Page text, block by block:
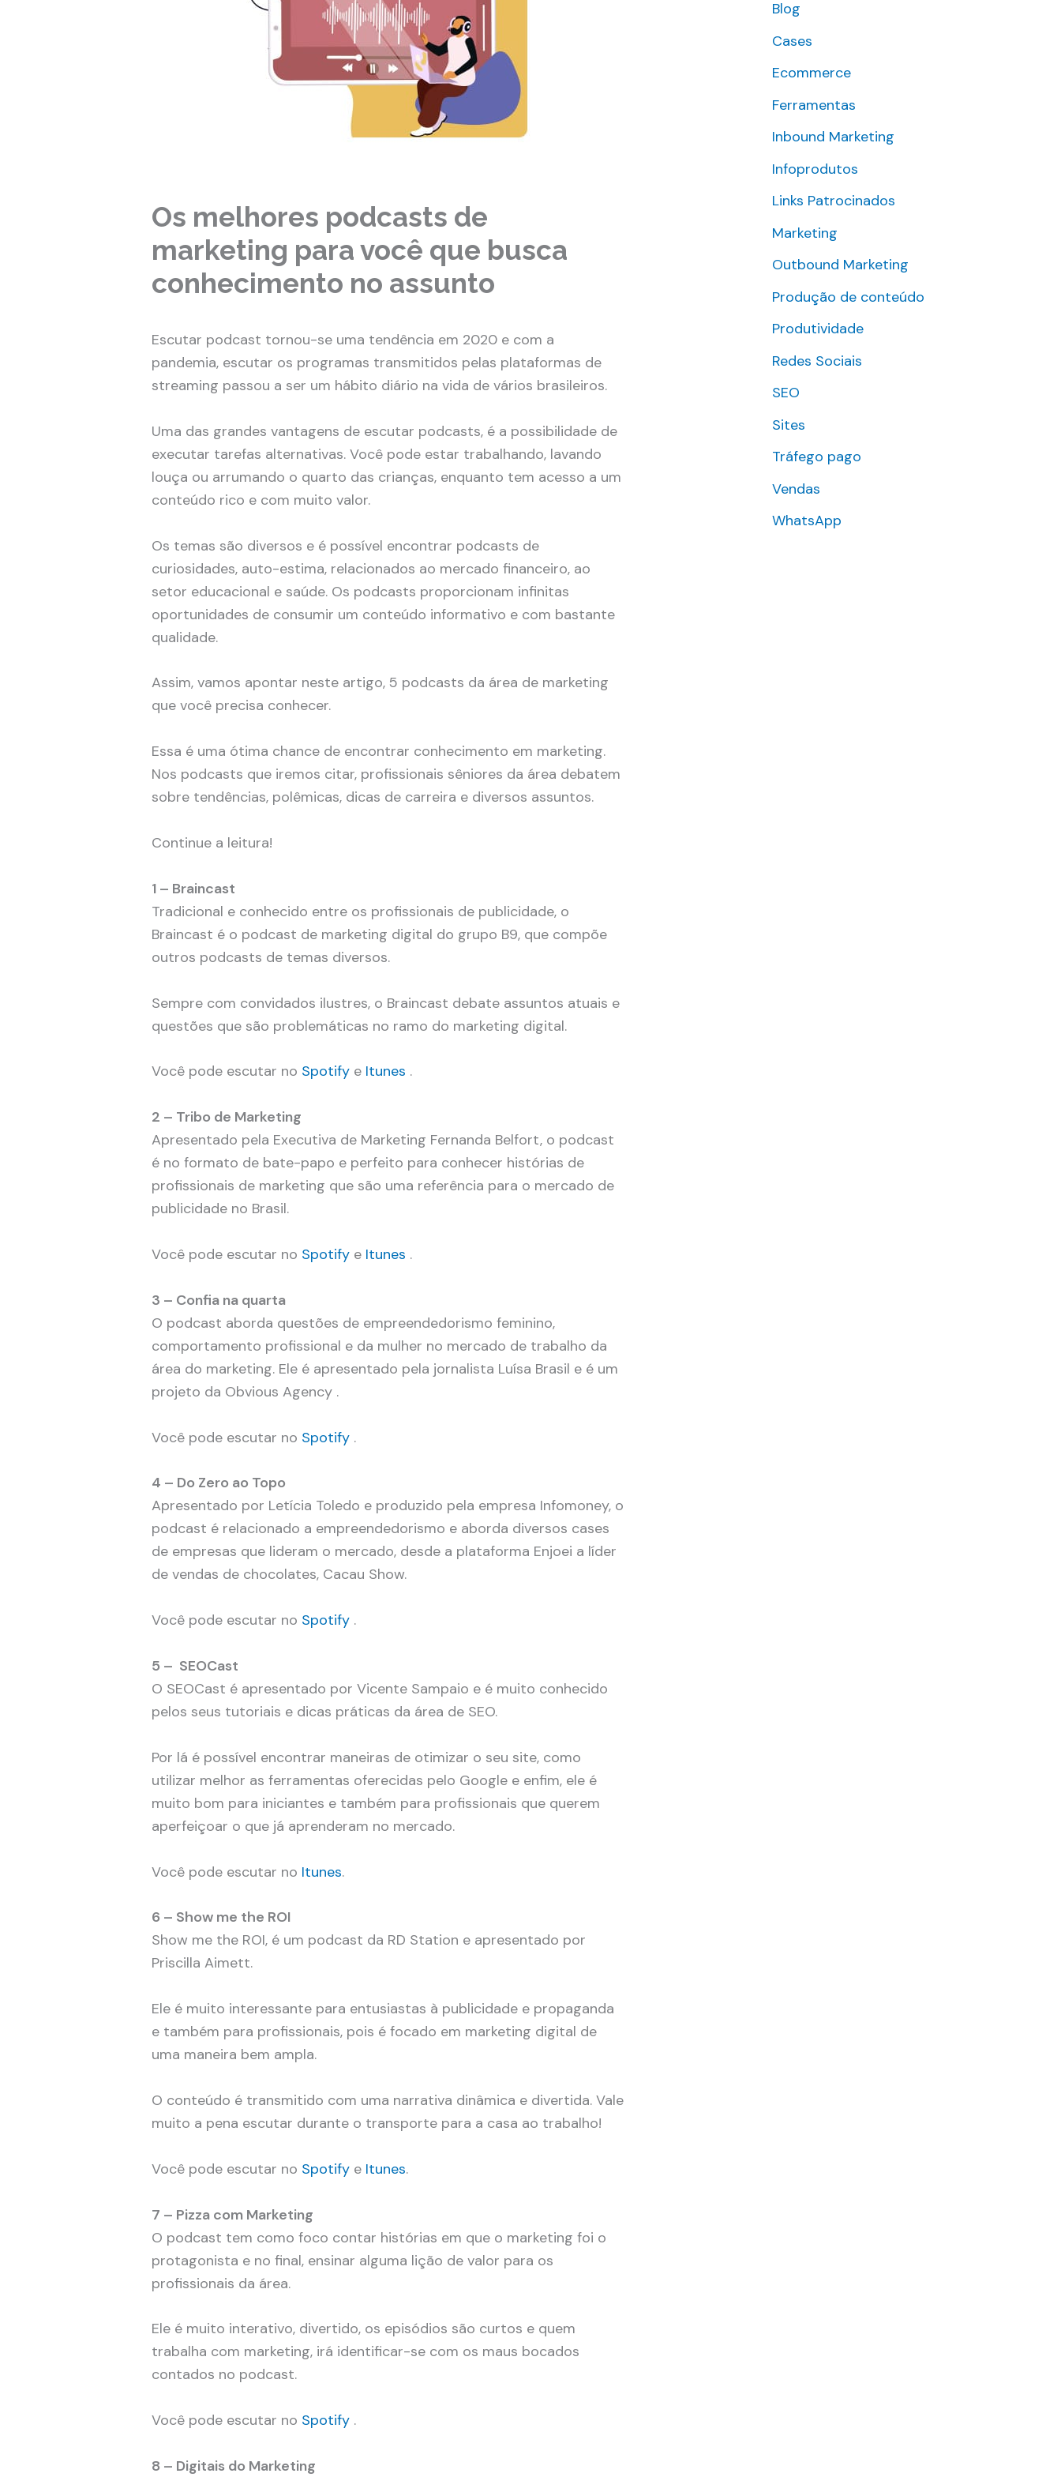
Os melhores podcasts de
marketing para você que busca
conhecimento no assunto
Escutar podcast tornou-se uma tendência em 2020 e com a
pandemia, escutar os programas transmitidos pelas plataformas de
streaming passou a ser um hábito diário na vida de vários brasileiros.
Uma das grandes vantagens de escutar podcasts, é a possibilidade de
executar tarefas alternativas. Você pode estar trabalhando, lavando
louça ou arrumando o quarto das crianças, enquanto tem acesso a um
conteúdo rico e com muito valor.
Os temas são diversos e é possível encontrar podcasts de
curiosidades, auto-estima, relacionados ao mercado financeiro, ao
setor educacional e saúde. Os podcasts proporcionam infinitas
oportunidades de consumir um conteúdo informativo e com bastante
qualidade.
Assim, vamos apontar neste artigo, 5 podcasts da área de marketing
que você precisa conhecer.
Essa é uma ótima chance de encontrar conhecimento em marketing.
Nos podcasts que iremos citar, profissionais sêniores da área debatem
sobre tendências, polêmicas, dicas de carreira e diversos assuntos.
Continue a leitura!
1 – Braincast
Tradicional e conhecido entre os profissionais de publicidade, o
Braincast é o podcast de marketing digital do grupo B9, que compõe
outros podcasts de temas diversos.
Sempre com convidados ilustres, o Braincast debate assuntos atuais e
questões que são problemáticas no ramo do marketing digital.
Você pode escutar no Spotify e Itunes .
2 – Tribo de Marketing
Apresentado pela Executiva de Marketing Fernanda Belfort, o podcast
é no formato de bate-papo e perfeito para conhecer histórias de
profissionais de marketing que são uma referência para o mercado de
publicidade no Brasil.
Você pode escutar no Spotify e Itunes .
3 – Confia na quarta
O podcast aborda questões de empreendedorismo feminino,
comportamento profissional e da mulher no mercado de trabalho da
área do marketing. Ele é apresentado pela jornalista Luísa Brasil e é um
projeto da Obvious Agency .
Você pode escutar no Spotify .
4 – Do Zero ao Topo
Apresentado por Letícia Toledo e produzido pela empresa Infomoney, o
podcast é relacionado a empreendedorismo e aborda diversos cases
de empresas que lideram o mercado, desde a plataforma Enjoei a líder
de vendas de chocolates, Cacau Show.
Você pode escutar no Spotify .
5 – SEOCast
O SEOCast é apresentado por Vicente Sampaio e é muito conhecido
pelos seus tutoriais e dicas práticas da área de SEO.
Por lá é possível encontrar maneiras de otimizar o seu site, como
utilizar melhor as ferramentas oferecidas pelo Google e enfim, ele é
muito bom para iniciantes e também para profissionais que querem
aperfeiçoar o que já aprenderam no mercado.
Você pode escutar no Itunes.
6 – Show me the ROI
Show me the ROI, é um podcast da RD Station e apresentado por
Priscilla Aimett.
Ele é muito interessante para entusiastas à publicidade e propaganda
e também para profissionais, pois é focado em marketing digital de
uma maneira bem ampla.
O conteúdo é transmitido com uma narrativa dinâmica e divertida. Vale
muito a pena escutar durante o transporte para a casa ao trabalho!
Você pode escutar no Spotify e Itunes.
7 – Pizza com Marketing
O podcast tem como foco contar histórias em que o marketing foi o
protagonista e no final, ensinar alguma lição de valor para os
profissionais da área.
Ele é muito interativo, divertido, os episódios são curtos e quem
trabalha com marketing, irá identificar-se com os maus bocados
contados no podcast.
Você pode escutar no Spotify .
8 – Digitais do Marketing
s
a
r
p
Blog
Cases
Ecommerce
Ferramentas
Inbound Marketing
Infoprodutos
Links Patrocinados
Marketing
Outbound Marketing
Produção de conteúdo
Produtividade
Redes Sociais
SEO
Sites
Tráfego pago
Vendas
WhatsApp